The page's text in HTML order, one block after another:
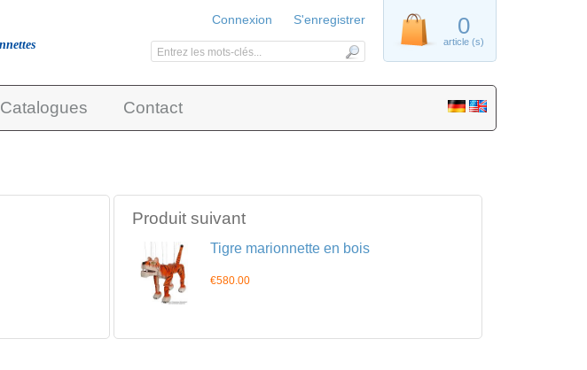
Catalogues Contact
Produit suivant
Tigre marionnette en bois
€580.00
0
article (s)
Connexion S'enregistrer